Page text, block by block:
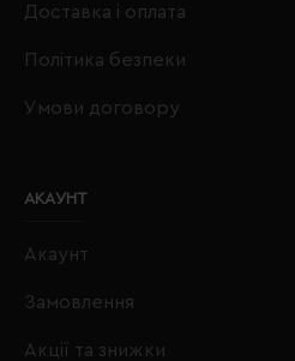
Доставка і оплата
Політика безпеки
Умови договору
АКАУНТ
Акаунт
Замовлення
Акції та знижки